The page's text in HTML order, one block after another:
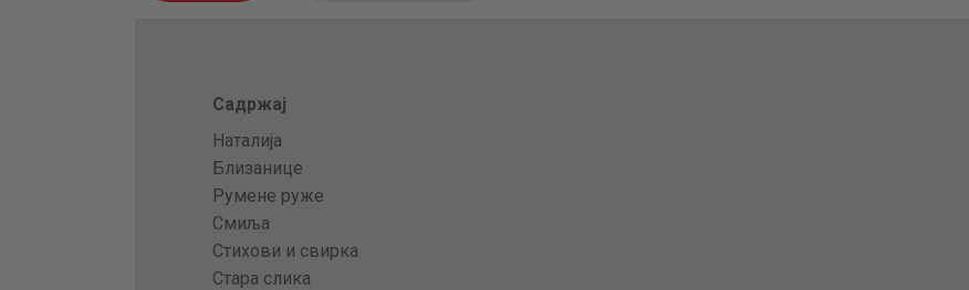
Садржај
Наталија
Близанице
Румене руже
Смиља
Стихови и свирка
Стара слика